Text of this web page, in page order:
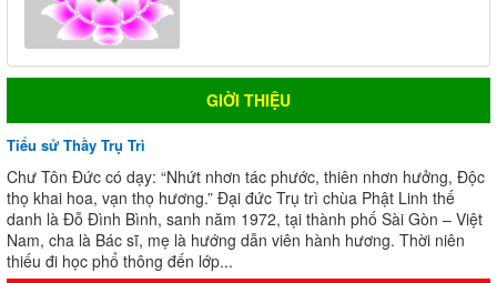
GIỜI THIỆU
Tiểu sử Thầy Trụ Trì
Chư Tôn Đức có dạy: “Nhứt nhơn tác phước, thiên nhơn hưởng, Độc
thọ khai hoa, vạn thọ hương.” Đại đức Trụ trì chùa Phật Linh thế
danh là Đỗ Đình Bình, sanh năm 1972, tại thành phố Sài Gòn – Việt
Nam, cha là Bác sĩ, mẹ là hướng dẫn viên hành hương. Thời niên
thiếu đi học phổ thông đến lớp...